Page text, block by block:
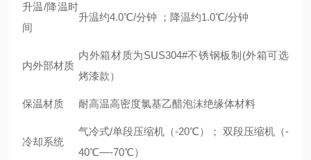
升温/降温时
间
升温约4.0℃/分钟 ；降温约1.0℃/分钟
内外部材质
内外箱材质为SUS304#不锈钢板制(外箱可选
烤漆款）
保温材质 耐高温高密度氯基乙醋泡沫绝缘体材料
冷却系统
气冷式/单段压缩机（-20℃）； 双段压缩机（-
40℃—-70℃）